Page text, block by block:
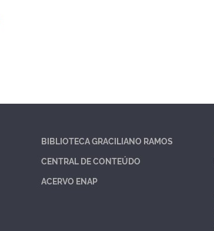
BIBLIOTECA GRACILIANO RAMOS
CENTRAL DE CONTEÚDO
ACERVO ENAP